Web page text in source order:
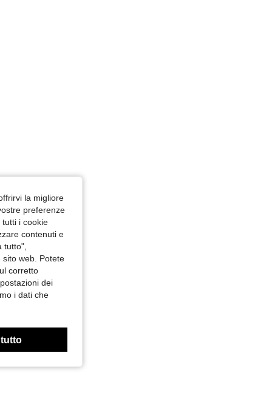
Colore: Castano, Misure: S
la migliore
preferenze
i cookie
contenuti e
tutto",
web. Potete
corretto
dei
i dati che